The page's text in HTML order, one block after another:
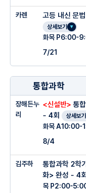
카렌 고등 내신 문
상세보기
화목 P6:00-
7/21
통합과학
장해든누
리
<신설반> 통
- 4회
상세보기
화목 A10:00-
8/4
김주하
통합과학 2학
화> 완성 - 4회
목 P2:00-